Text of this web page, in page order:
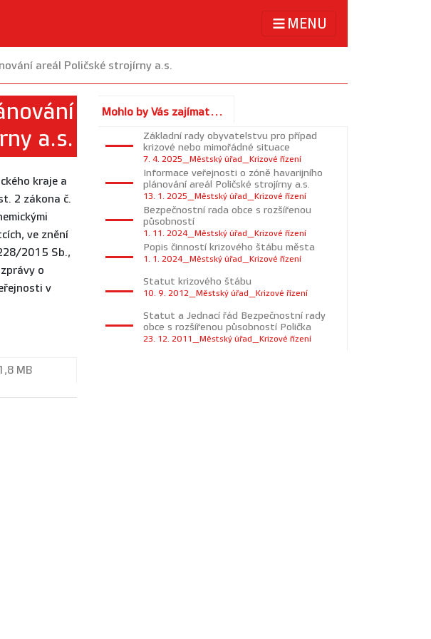
MENU
areál Poličské strojírny a.s.
a.s.
kraje a
2 zákona č.
ve znění
2015 Sb.,
o
v
MB
Mohlo by Vás zajímat...
Základní rady obyvatelstvu pro případ
krizové nebo mimořádné situace
7. 4. 2025_Městský úřad_Krizové řízení
Informace veřejnosti o zóně havarijního
plánování areál Poličské strojírny a.s.
13. 1. 2025_Městský úřad_Krizové řízení
Bezpečnostní rada obce s rozšířenou
působností
1. 11. 2024_Městský úřad_Krizové řízení
Popis činností krizového štábu města
1. 1. 2024_Městský úřad_Krizové řízení
Statut krizového štábu
10. 9. 2012_Městský úřad_Krizové řízení
Statut a Jednací řád Bezpečnostní rady
obce s rozšířenou působností Polička
23. 12. 2011_Městský úřad_Krizové řízení